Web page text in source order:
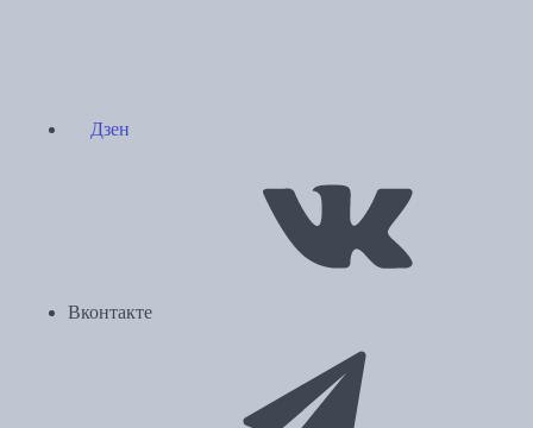
Дзен
Вконтакте